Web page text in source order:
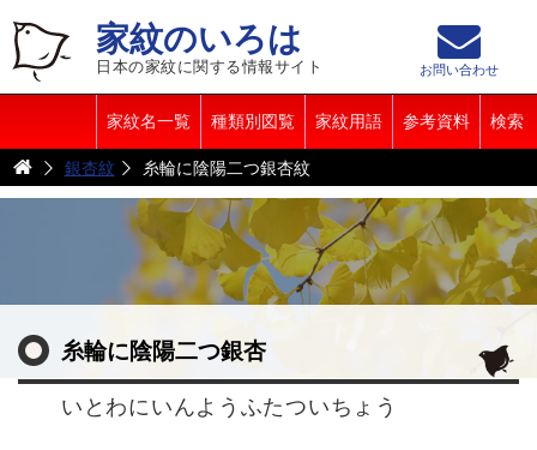
家紋のいろは
日本の家紋に関する情報サイト
家紋名一覧 種類別図覧 家紋用語 参考資料 検索
お問い合わせ
銀杏紋 糸輪に陰陽二つ銀杏紋
糸輪に陰陽二つ銀杏
いとわにいんようふたついちょう